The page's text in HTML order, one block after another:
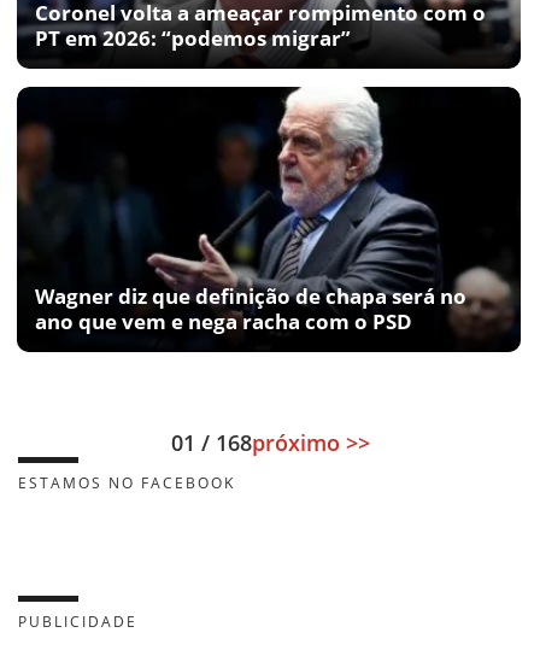
Coronel volta a ameaçar rompimento com o
PT em 2026: “podemos migrar”
Wagner diz que definição de chapa será no
ano que vem e nega racha com o PSD
01 / 168próximo >>
ESTAMOS NO FACEBOOK
PUBLICIDADE